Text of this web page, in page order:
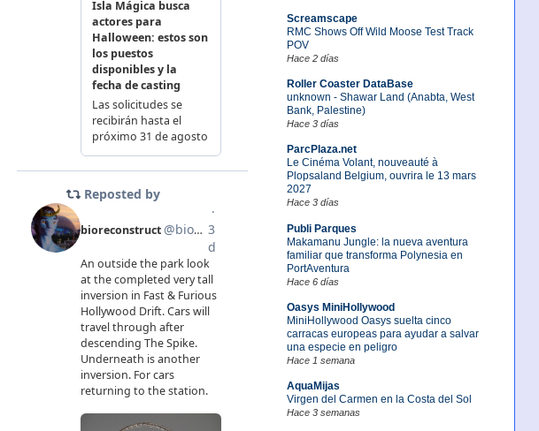
Screamscape
RMC Shows Off Wild Moose Test Track
POV
Hace 2 días
Roller Coaster DataBase
unknown - Shawar Land (Anabta, West
Bank, Palestine)
Hace 3 días
ParcPlaza.net
Le Cinéma Volant, nouveauté à
Plopsaland Belgium, ouvrira le 13 mars
2027
Hace 3 días
Publi Parques
Makamanu Jungle: la nueva aventura
familiar que transforma Polynesia en
PortAventura
Hace 6 días
Oasys MiniHollywood
MiniHollywood Oasys suelta cinco
carracas europeas para ayudar a salvar
una especie en peligro
Hace 1 semana
AquaMijas
Virgen del Carmen en la Costa del Sol
Hace 3 semanas